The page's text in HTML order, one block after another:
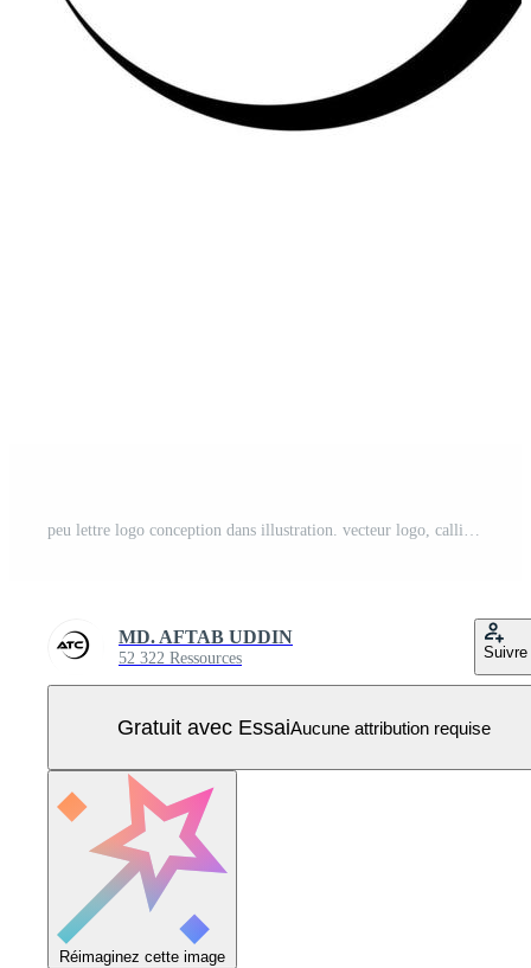
peu lettre logo conception dans illustration. vecteur logo, calligraphie dessins pour logo, affiche, invitation, etc. Vecteur Pro
MD. AFTAB UDDIN
52 322 Ressources Suivre
Gratuit avec EssaiAucune attribution requise
Réimaginez cette image